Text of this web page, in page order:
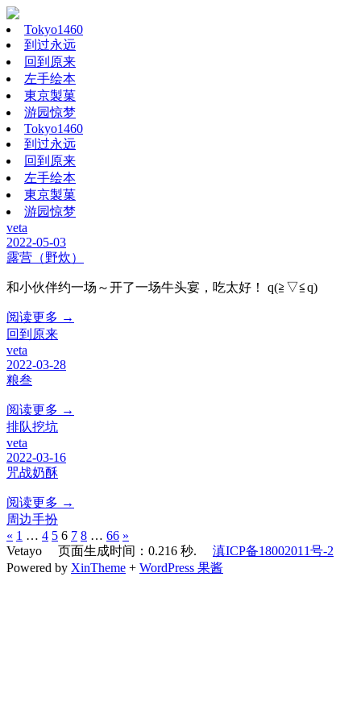
Tokyo1460
到过永远
回到原来
左手绘本
東京製菓
游园惊梦
Tokyo1460
到过永远
回到原来
左手绘本
東京製菓
游园惊梦
veta
2022-05-03
露营（野炊）
和小伙伴约一场～开了一场牛头宴，吃太好！ q(≧▽≦q)
阅读更多 →
回到原来
veta
2022-03-28
粮叁
阅读更多 →
排队挖坑
veta
2022-03-16
咒战奶酥
阅读更多 →
周边手扮
« 1 … 4 5 6 7 8 … 66 »
Vetayo 页面生成时间：0.216 秒. 滇ICP备18002011号-2
Powered by XinTheme + WordPress 果酱